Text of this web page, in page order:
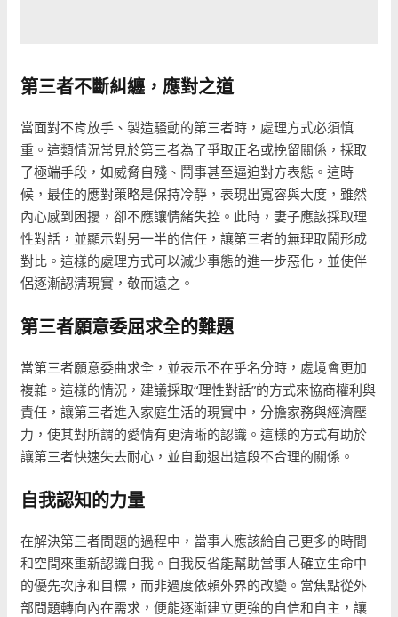
第三者不斷糾纏，應對之道
當面對不肯放手、製造騷動的第三者時，處理方式必須慎
重。這類情況常見於第三者為了爭取正名或挽留關係，採取
了極端手段，如威脅自殘、鬧事甚至逼迫對方表態。這時
候，最佳的應對策略是保持冷靜，表現出寬容與大度，雖然
內心感到困擾，卻不應讓情緒失控。此時，妻子應該採取理
性對話，並顯示對另一半的信任，讓第三者的無理取鬧形成
對比。這樣的處理方式可以減少事態的進一步惡化，並使伴
侶逐漸認清現實，敬而遠之。
第三者願意委屈求全的難題
當第三者願意委曲求全，並表示不在乎名分時，處境會更加
複雜。這樣的情況，建議採取“理性對話”的方式來協商權利與
責任，讓第三者進入家庭生活的現實中，分擔家務與經濟壓
力，使其對所謂的愛情有更清晰的認識。這樣的方式有助於
讓第三者快速失去耐心，並自動退出這段不合理的關係。
自我認知的力量
在解決第三者問題的過程中，當事人應該給自己更多的時間
和空間來重新認識自我。自我反省能幫助當事人確立生命中
的優先次序和目標，而非過度依賴外界的改變。當焦點從外
部問題轉向內在需求，便能逐漸建立更強的自信和自主，讓